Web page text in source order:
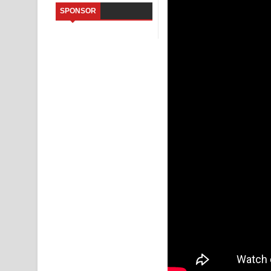
Sihina Song Lyrics - සිහින ගීතයේ පද පෙළ
SPONSOR